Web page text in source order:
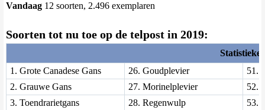
Vandaag 12 soorten, 2.496 exemplaren
Soorten tot nu toe op de telpost in 2019:
1. Grote Canadese Gans
26. Goudplevier
51.
2. Grauwe Gans
27. Morinelplevier
52.
3. Toendrarietgans
28. Regenwulp
53.